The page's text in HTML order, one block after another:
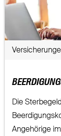
Die
Angehörige